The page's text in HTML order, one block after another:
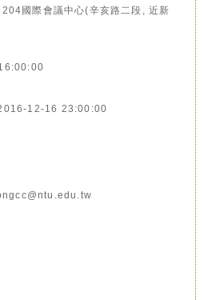
國際會議中心(辛亥路二段, 近新
12-16 23:00:00